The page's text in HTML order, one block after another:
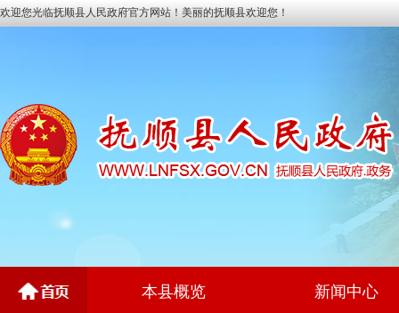
欢迎您光临抚顺县人民政府官方网站！美丽的抚顺县欢迎您！
本县概览 新闻中心